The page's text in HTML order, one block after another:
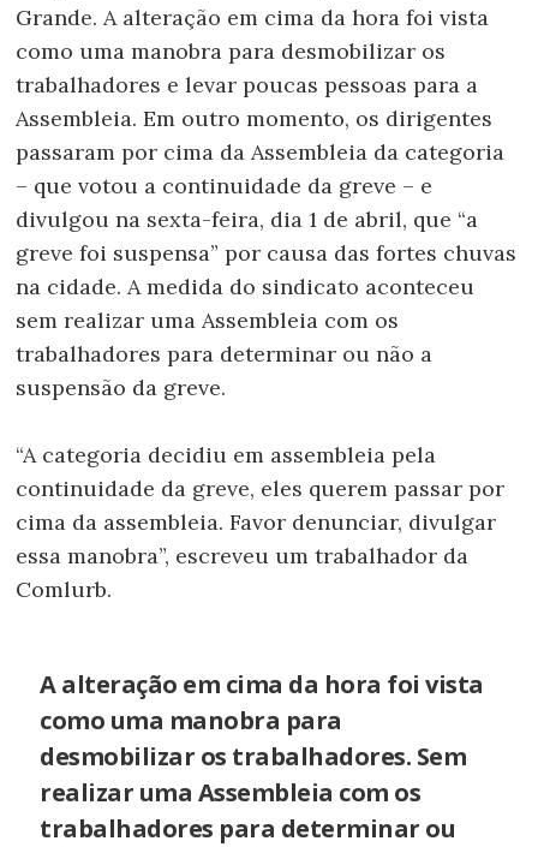
Grande. A alteração em cima da hora foi vista
como uma manobra para desmobilizar os
trabalhadores e levar poucas pessoas para a
Assembleia. Em outro momento, os dirigentes
passaram por cima da Assembleia da categoria
– que votou a continuidade da greve – e
divulgou na sexta-feira, dia 1 de abril, que “a
greve foi suspensa” por causa das fortes chuvas
na cidade. A medida do sindicato aconteceu
sem realizar uma Assembleia com os
trabalhadores para determinar ou não a
suspensão da greve.
“A categoria decidiu em assembleia pela
continuidade da greve, eles querem passar por
cima da assembleia. Favor denunciar, divulgar
essa manobra”, escreveu um trabalhador da
Comlurb.
A alteração em cima da hora foi vista
como uma manobra para
desmobilizar os trabalhadores. Sem
realizar uma Assembleia com os
trabalhadores para determinar ou